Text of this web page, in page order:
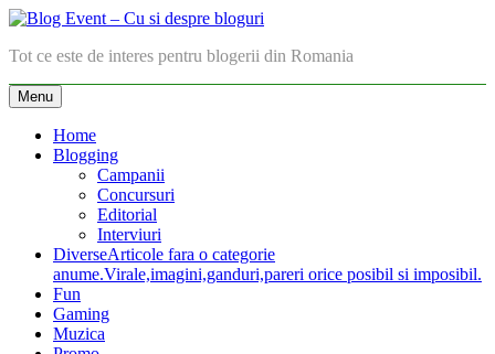
Skip
content
Blog Event – Cu si despre bloguri
Tot ce este de interes pentru blogerii din Romania
Menu
Home
Blogging
Campanii
Concursuri
Editorial
Interviuri
DiverseArticole fara o categorie
anume.Virale,imagini,ganduri,pareri orice posibil si imposibil.
Fun
Gaming
Muzica